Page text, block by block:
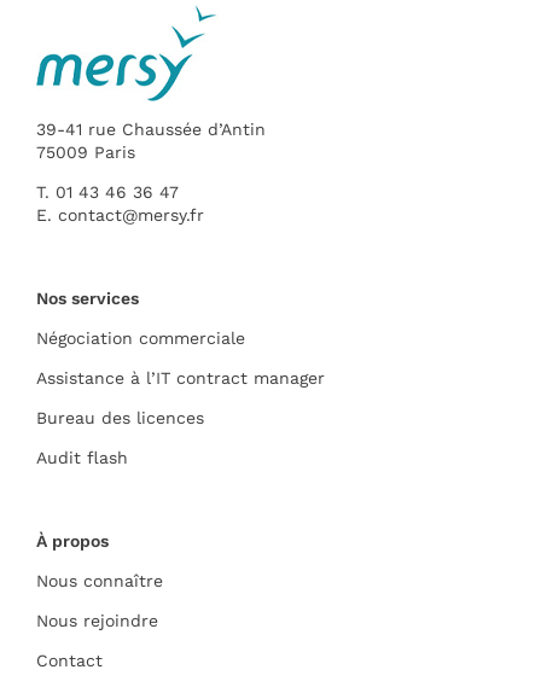
39-41 rue Chaussée d’Antin
75009 Paris
T. 01 43 46 36 47
E. contact@mersy.fr
Nos services
Négociation commerciale
Assistance à l’IT contract manager
Bureau des licences
Audit flash
À propos
Nous connaître
Nous rejoindre
Contact